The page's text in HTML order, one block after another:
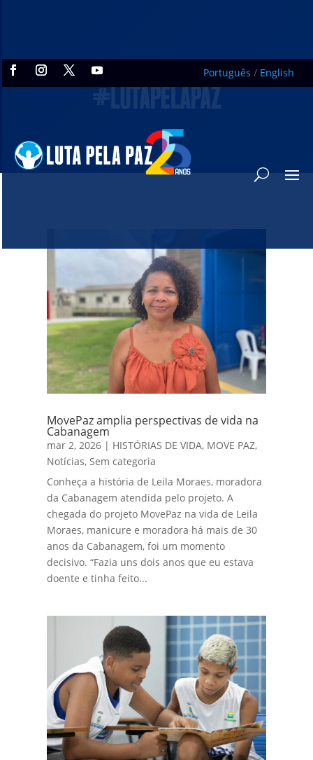
Português / English
MovePaz amplia perspectivas de vida na
Cabanagem
mar 2, 2026 | HISTÓRIAS DE VIDA, MOVE PAZ,
Notícias, Sem categoria
Conheça a história de Leila Moraes, moradora
da Cabanagem atendida pelo projeto. A
chegada do projeto MovePaz na vida de Leila
Moraes, manicure e moradora há mais de 30
anos da Cabanagem, foi um momento
decisivo. “Fazia uns dois anos que eu estava
doente e tinha feito...